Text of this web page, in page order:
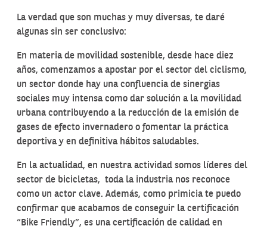
La verdad que son muchas y muy diversas, te daré
algunas sin ser conclusivo:
En materia de movilidad sostenible, desde hace diez
años, comenzamos a apostar por el sector del ciclismo,
un sector donde hay una confluencia de sinergias
sociales muy intensa como dar solución a la movilidad
urbana contribuyendo a la reducción de la emisión de
gases de efecto invernadero o fomentar la práctica
deportiva y en definitiva hábitos saludables.
En la actualidad, en nuestra actividad somos líderes del
sector de bicicletas, toda la industria nos reconoce
como un actor clave. Además, como primicia te puedo
confirmar que acabamos de conseguir la certificación
“Bike Friendly”, es una certificación de calidad en